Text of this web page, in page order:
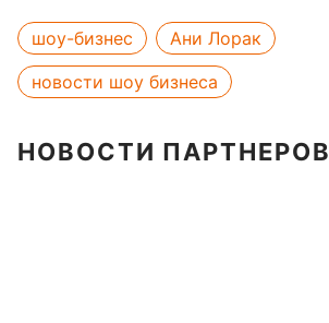
шоу-бизнес
Ани Лорак
новости шоу бизнеса
НОВОСТИ ПАРТНЕРОВ